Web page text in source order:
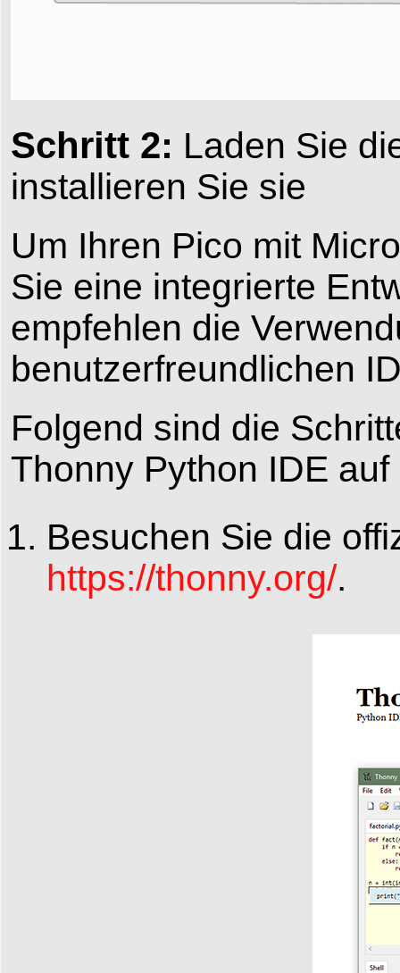
Schritt 2: Laden Sie
installieren Sie sie
Um Ihren Pico mit
Sie eine integrierte
empfehlen die
benutzerfreundlichen
Folgend sind die
Thonny Python IDE
Besuchen Sie die
https://thonny.org/.